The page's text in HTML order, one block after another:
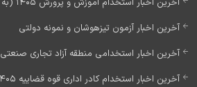
آخرین اخبار آزمون تیزهوشان و نمونه دولتی
آخرین اخبار استخدامی منطقه آزاد تجاری صنعتی 1405
آخرین اخبار استخدام کادر اداری قوه قضاییه 1405 (به زودی)